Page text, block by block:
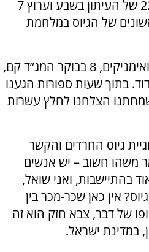
התארח בכנס ירושלים ה-22 של העיתון בשבע וערוץ 7
של הגיוס במלחמת
“אנחנו בעזה. גדוד של מילואימניקים, 8 בבוקר המג”ד קם,
בתוך שעות ספורות הגענו
הצלחנו לחלץ עשרות
גיוס החרדים והקשר
משהו חשוב – יש אנשים
בהתיישבות, ואני שואל,
אין כאן שכר-מכר בין
של דבר, צבא חזק הוא זה
במדינת ישראל.